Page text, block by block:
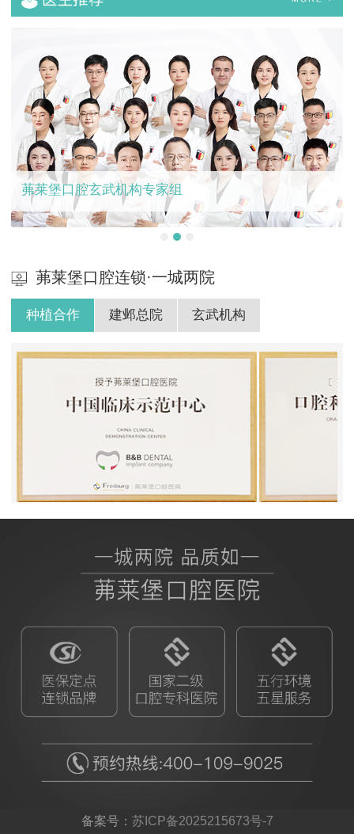
茀莱堡口腔玄武机构专家组
茀莱堡口腔连锁·一城两院
种植合作 建邺总院 玄武机构
BB授权茀莱堡口腔医院 ITI授
备案号： 苏ICP备2025215673号-7